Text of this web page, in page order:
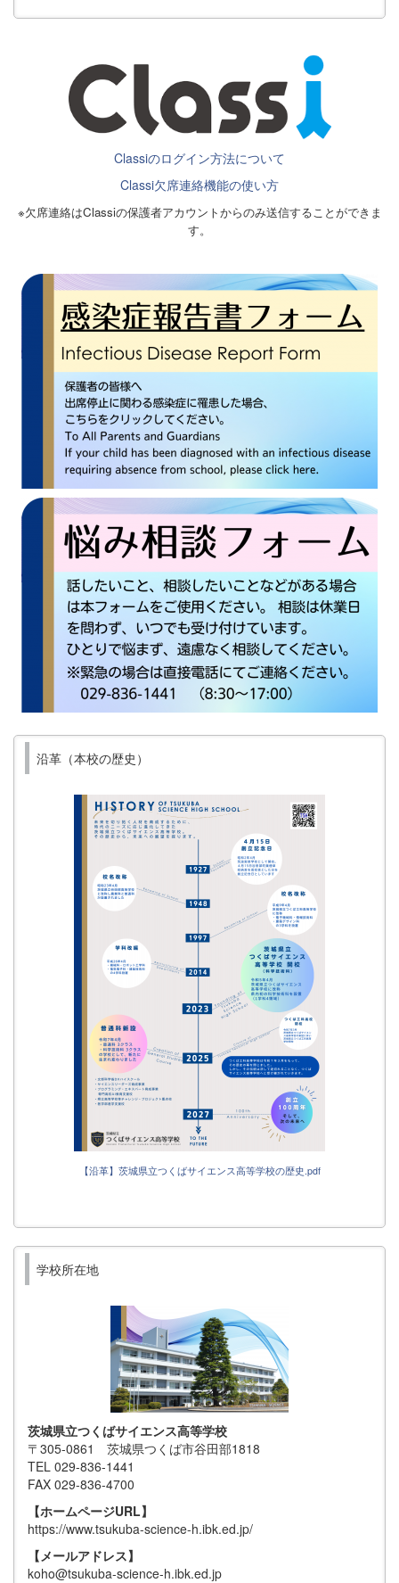
Classiのログイン方法について
Classi欠席連絡機能の使い方
※欠席連絡はClassiの保護者アカウントからのみ送信することができま
す。
沿革（本校の歴史）
【沿革】茨城県立つくばサイエンス高等学校の歴史.pdf
学校所在地
茨城県立つくばサイエンス高等学校
〒305-0861 茨城県つくば市谷田部1818
TEL 029-836-1441
FAX 029-836-4700
【ホームページURL】
https://www.tsukuba-science-h.ibk.ed.jp/
【メールアドレス】
koho@tsukuba-science-h.ibk.ed.jp